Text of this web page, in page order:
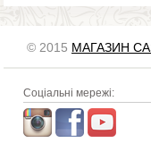
© 2015 МАГАЗИН
Соціальні мережі: